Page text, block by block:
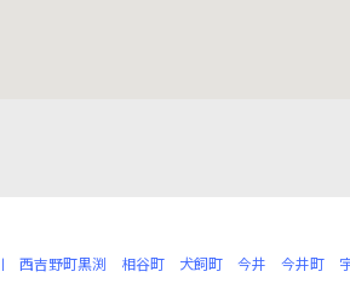
西吉野町黒渕 相谷町 犬飼町 今井 今井町